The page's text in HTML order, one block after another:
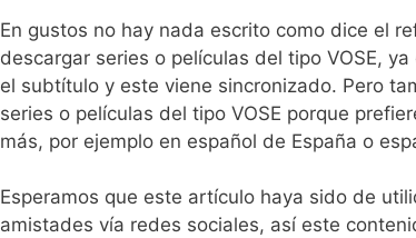
En gustos no hay nada escrito como dice el
descargar series o películas del tipo VOSE,
el subtítulo y este viene sincronizado. Pero
series o películas del tipo VOSE porque
más, por ejemplo en español de España o
Esperamos que este artículo haya sido de
amistades vía redes sociales, así este